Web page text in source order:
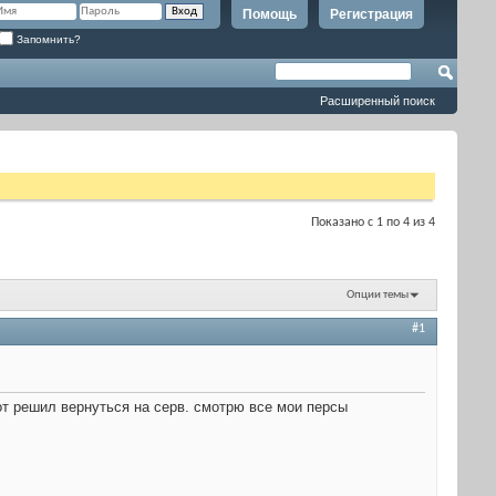
Регистрация
Помощь
Запомнить?
Расширенный поиск
Показано с 1 по 4 из 4
Опции темы
#1
решил вернуться на серв. смотрю все мои персы